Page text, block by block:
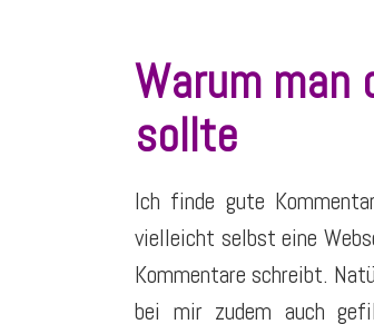
Warum man
sollte
Ich finde gute
vielleicht selbst eine
Kommentare schreibt.
bei mir zudem auch